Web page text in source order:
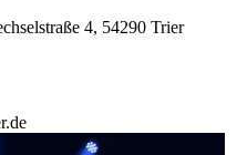
4, 54290 Trier